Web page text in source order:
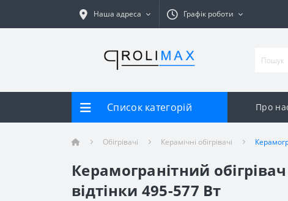
Наша адреса Графік роботи
Список категорій Про
Обігрівачі Керамічні обігрівачі
Керамогранітний
відтінки 495-577 Вт